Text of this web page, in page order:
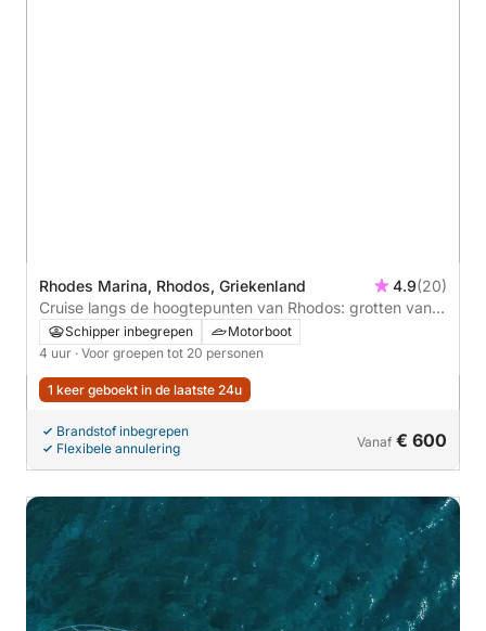
Rhodes Marina, Rhodos, Griekenland 4.9(20)
Cruise langs de hoogtepunten van Rhodos: grotten van
Kalithea, Oasis Bay en Kalami Beach – 4 uur durend
avontuur
Schipper inbegrepen
Motorboot
4 uur · Voor groepen tot 20 personen
1 keer geboekt in de laatste 24u
Brandstof inbegrepen
Flexibele annulering
Vanaf € 600